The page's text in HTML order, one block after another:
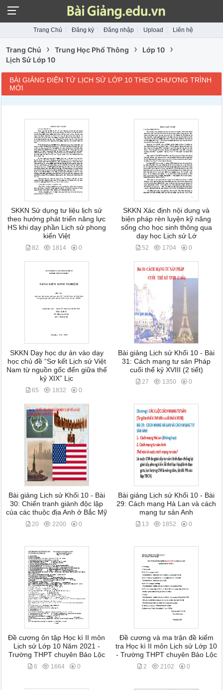
Trang Chủ Đăng ký Đăng nhập Upload Liên hệ
Trang Chủ › Trung Học Phổ Thông › Lớp 10 ›
Lịch Sử Lớp 10
BÀI GIẢNG ĐIỆN TỬ LỊCH SỬ LỚP 10 THEO CHƯƠNG TRÌNH
MỚI
SKKN Sử dụng tư liệu lịch sử
theo hướng phát triển năng lực
HS khi dạy phần Lịch sử phong
kiến Việt
82 1814 0
SKKN Xác định nội dung và
biện pháp rèn luyện kỹ năng
sống cho học sinh thông qua
dạy học Lịch sử Lớ
52 1704 0
SKKN Dạy học dự án vào dạy
học chủ đề “Sơ kết Lịch sử Việt
Nam từ nguồn gốc đến giữa thế
kỷ XIX” Lịc
65 1832 0
Bài giảng Lịch sử Khối 10 - Bài
31: Cách mạng tư sản Pháp
cuối thế kỷ XVIII (2 tiết)
27 1350 0
Bài giảng Lịch sử Khối 10 - Bài
30: Chiến tranh giành độc lập
của các thuộc địa Anh ở Bắc Mỹ
20 2200 0
Bài giảng Lịch sử Khối 10 - Bài
29: Cách mạng Hà Lan và cách
mạng tư sản Anh
13 1852 0
Đề cương ôn tập Học kì II môn
Lịch sử Lớp 10 Năm 2021 -
Trường THPT chuyên Bảo Lộc
6 1664 0
Đề cương và ma trận đề kiểm
tra Học kì II môn Lịch sử Lớp 10
- Trường THPT chuyên Bảo Lộc
2 2102 0